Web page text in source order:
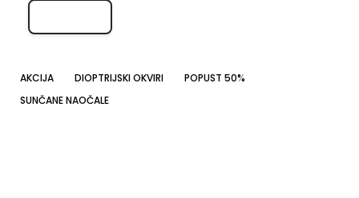
AKCIJA DIOPTRIJSKI OKVIRI
POPUST 50%
SUNČANE NAOČALE